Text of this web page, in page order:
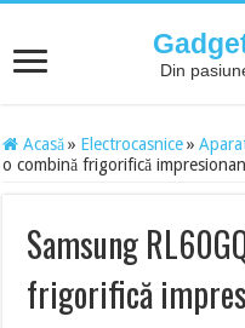
Din
Acasă » Electrocasnice »
o combină frigorifică
Samsung
frigorifică